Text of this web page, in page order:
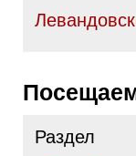
Раздел